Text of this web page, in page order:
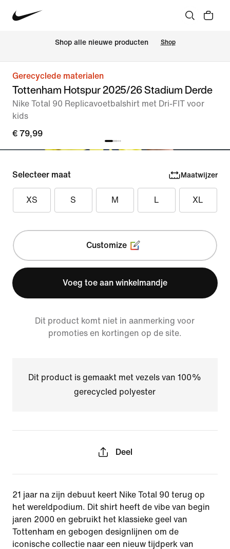
Shop alle nieuwe producten Shop
Gerecyclede materialen
Tottenham Hotspur 2025/26 Stadium Derde
Nike Total 90 Replicavoetbalshirt met Dri-FIT voor
kids
€ 79,99
Selecteer maat Maatwijzer
XS S M L XL
Customize
Voeg toe aan winkelmandje
Dit product komt niet in aanmerking voor
promoties en kortingen op de site.
Dit product is gemaakt met vezels van 100%
gerecycled polyester
Deel
21 jaar na zijn debuut keert Nike Total 90 terug op
het wereldpodium. Dit shirt heeft de vibe van begin
jaren 2000 en gebruikt het klassieke geel van
Tottenham en gebogen designlijnen om de
iconische collectie naar een nieuw tijdperk van